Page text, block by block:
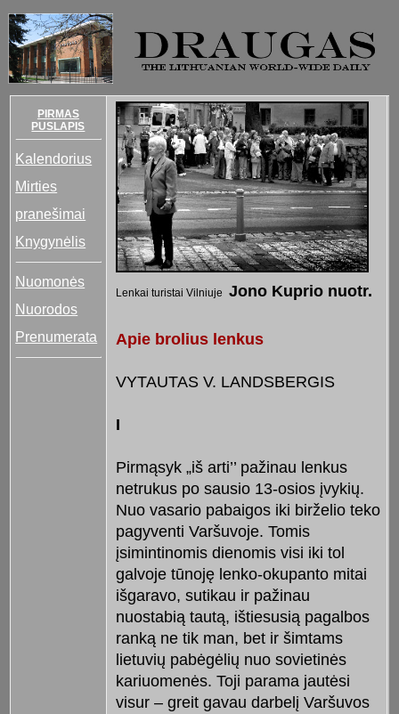
PIRMAS
PUSLAPIS
Kalendorius
Mirties
pranešimai
Knygynėlis
Nuomonės
Nuorodos
Prenumerata
Lenkai turistai Vilniuje Jono Kuprio nuotr.
Apie brolius lenkus
VYTAUTAS V. LANDSBERGIS
I
Pirmąsyk „iš arti’’ pažinau lenkus
netrukus po sausio 13-osios įvykių.
Nuo vasario pabaigos iki birželio teko
pagyventi Varšuvoje. Tomis
įsimintinomis dienomis visi iki tol
galvoje tūnoję lenko-okupanto mitai
išgaravo, sutikau ir pažinau
nuostabią tautą, ištiesusią pagalbos
ranką ne tik man, bet ir šimtams
lietuvių pabėgėlių nuo sovietinės
kariuomenės. Toji parama jautėsi
visur – greit gavau darbelį Varšuvos